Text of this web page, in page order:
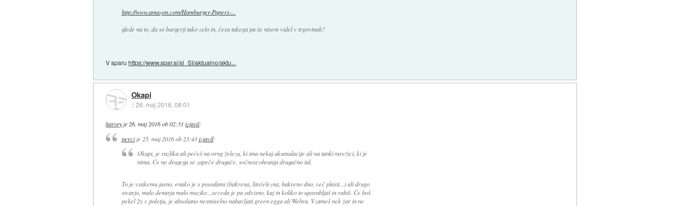
http://www.amazon.com/Hamburger-Papers-...
glede na to, da so burgerji tako zelo in, česa takega pa še nisem videl v trgovinah?
V sparuhttps://www.spar.si/sl_SI/aktualno/aktu...
Okapi
::26. maj 2016, 08:01
harveyje 26. maj 2016 ob 02:31 izjavil:
percije 25. maj 2016 ob 23:43 izjavil:
Okapi, je razlika ali pečeš na orng železu, ki ima nekaj akumulacije ali na tanki mrežici, ki je
nima. Če ne drugega se zapeče drugače, sočnost ohranja drugačno itd.
To je vsakemu jasno, enako je s posodami (bakrena, litoželezna, bakreno dno, več plasti...) ali drugo
stvarjo, malo denarja malo muzike...seveda je pa odvisno, kaj in koliko to uporabljaš in rabiš. Če boš
pekel 2x v poletju, je absolutno nesmiselno nabavljati green egga ali Webra. Vzameš nek žar in ne